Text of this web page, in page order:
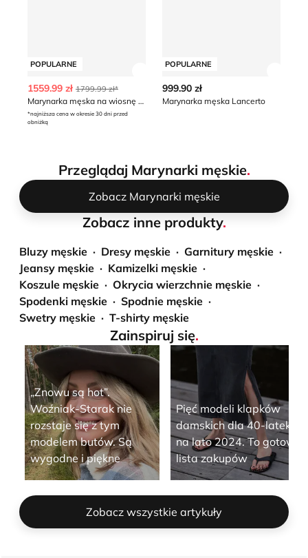
POPULARNE
1559.99 zł 1799.99 zł*
Marynarka męska na wiosnę BOSS BLACK
*najniższa cena w okresie 30 dni przed
obniżką
POPULARNE
999.90 zł
Marynarka męska Lancerto
Przeglądaj Marynarki męskie.
Zobacz Marynarki męskie
Zobacz inne produkty.
Bluzy męskie Dresy męskie
Garnitury męskie
Jeansy męskie
Kamizelki męskie
Koszule męskie
Okrycia wierzchnie męskie
Spodenki męskie
Spodnie męskie
Swetry męskie
T-shirty męskie
Zainspiruj się.
„Znowu są hot”.
Woźniak-Starak nie
rozstaje się z tym
modelem butów. Są
wygodne i piękne
Pięć modeli klapków
damskich dla 40-latek
na lato 2024. To gotowa
lista zakupów
Zobacz wszystkie artykuły